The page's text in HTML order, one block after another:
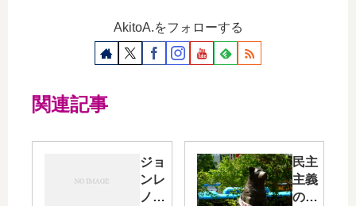
AkitoA.をフォローする
関連記事
ジョ
ンレ
ノン
民主
主義
の反